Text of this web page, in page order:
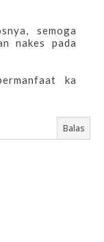
semoga
nakes pada
ka
Balas